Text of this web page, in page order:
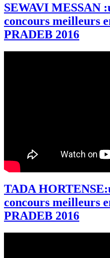
SEWAVI MESSAN
concours meilleurs
PRADEB 2016
TADA
concours meilleurs
PRADEB 2016